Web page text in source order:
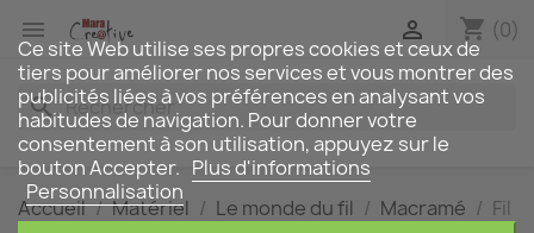
 shopping_cart (0)

search
Accueil Matériel Le monde du fil Macramé
Fil
Ce site Web utilise ses propres cookies et ceux de
tiers pour améliorer nos services et vous montrer des
publicités liées à vos préférences en analysant vos
habitudes de navigation. Pour donner votre
consentement à son utilisation, appuyez sur le
bouton Accepter. Plus d'informations
Personnalisation